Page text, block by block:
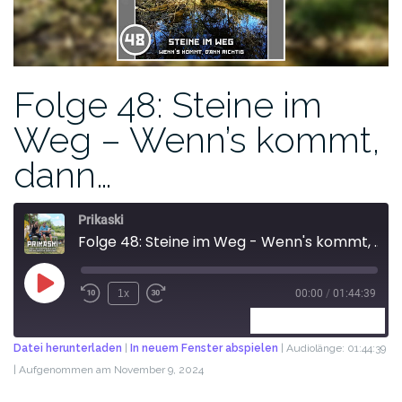
Folge 48: Steine im
Weg – Wenn’s kommt,
dann…
Prikaski
Folge 48: Steine im Weg - Wenn's kommt, dann richtig
1x 00:00 / 01:44:39
TEILEN
Datei herunterladen | In neuem Fenster abspielen | Audiolänge: 01:44:39
| Aufgenommen am November 9, 2024